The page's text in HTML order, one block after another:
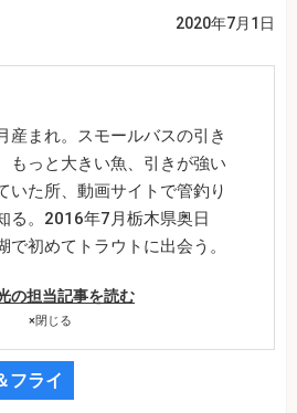
2020年7月1日
産まれ。スモールバスの引き
もっと大きい魚、引きが強い
いた所、動画サイトで管釣り
る。2016年7月栃木県奥日
で初めてトラウトに出会う。
の担当記事を読む
×閉じる
フライ